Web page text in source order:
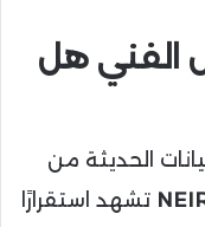
الفني هل
الحديثة من
تشهد استقرارًا